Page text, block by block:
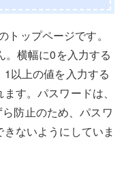
ップページです。
横幅に0を入力する
以上の値を入力する
す。パスワードは、
防止のため、パスワ
ないようにしていま